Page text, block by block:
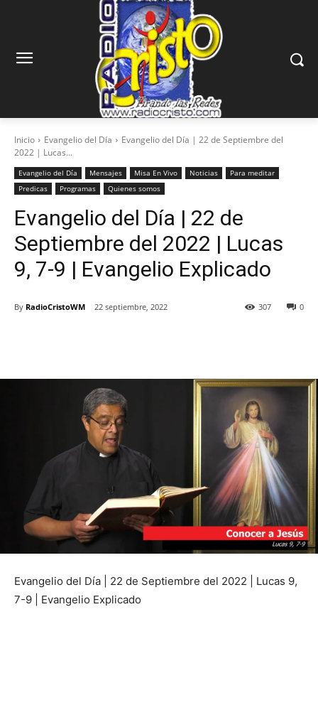
Inicio Evangelio del Día
Evangelio del Día | 22 de Septiembre del
2022 | Lucas...
Evangelio del Día Mensajes Misa En Vivo Noticias
Para meditar
Predicas
Programas Quienes somos
Evangelio del Día | 22 de
Septiembre del 2022 | Lucas
9, 7-9 | Evangelio Explicado
By RadioCristoWM 22 septiembre, 2022 0
307
Evangelio del Día | 22 de Septiembre del 2022 | Lucas 9,
7-9 | Evangelio Explicado